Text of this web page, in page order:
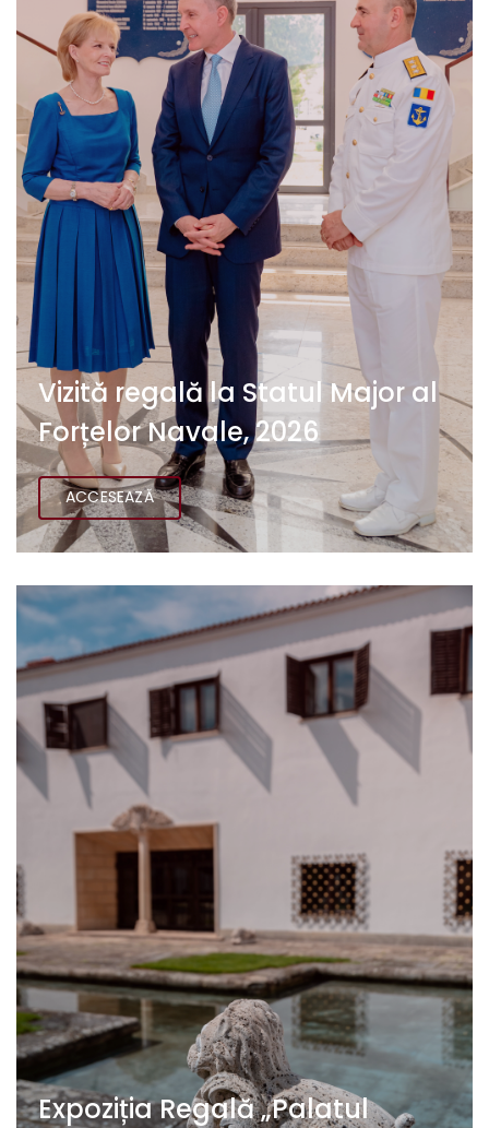
Vizită regală la Statul Major al
Forțelor Navale, 2026
ACCESEAZĂ
Expoziția Regală „Palatul